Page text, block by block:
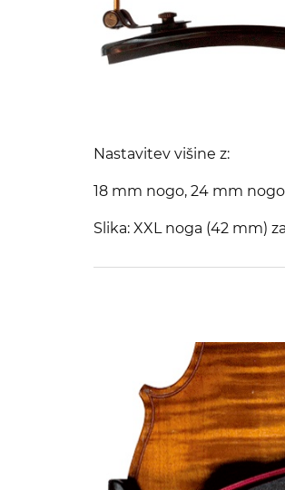
Nastavitev višine z:
18 mm nogo, 24 mm
Slika: XXL noga (42 mm)